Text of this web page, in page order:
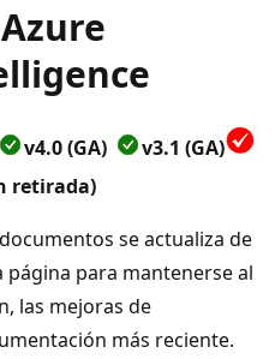
v4.0 (GA)
v3.1 (GA)
retirada)
se actualiza de
para mantenerse al
las mejoras de
más reciente.